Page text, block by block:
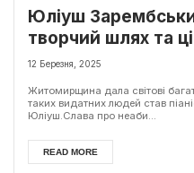
Юліуш
творчий шлях та
12 Березня, 2025
Житомирщина дала світові
таких видатних людей став
Юліуш.Слава про неаби...
READ MORE